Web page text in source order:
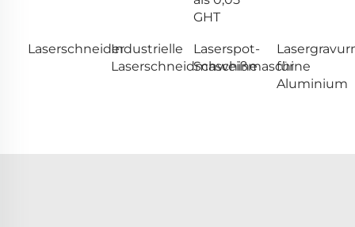
GHT
LaserschneiderIndustrielle
Laserschneidmaschine
Laserspot-
Schweißmaschine
für
Aluminium